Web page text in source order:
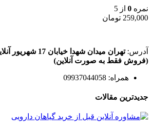
نمره 0 از 5
259,000 تومان
آدرس:تهران میدان شهدا خیابان 17 شهریور آنلاین شاپ کافه عطار
(فروش فقط به صورت آنلاین)
همراه: 09937044058
جدیدترین مقالات